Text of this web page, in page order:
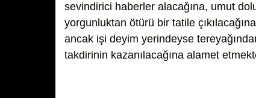
sevindirici haberler alacağına, umut
yorgunluktan ötürü bir tatile
ancak işi deyim yerindeyse
takdirinin kazanılacağına alamet